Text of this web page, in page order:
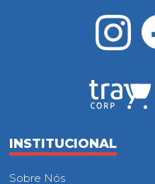
INSTITUCIONAL
Sobre Nós